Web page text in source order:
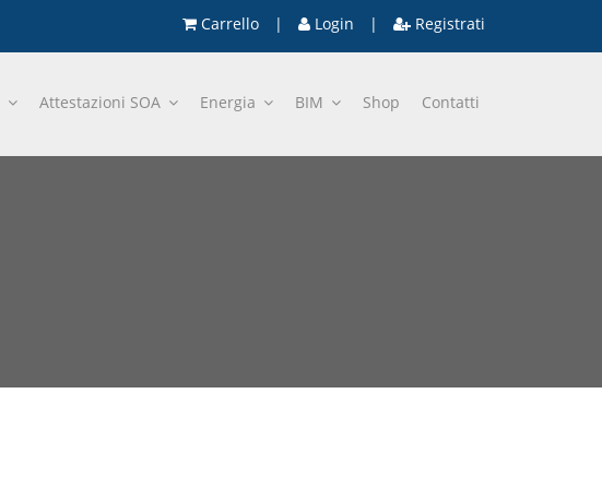
Carrello | Login | Registrati
Attestazioni SOA Energia BIM Shop Contatti